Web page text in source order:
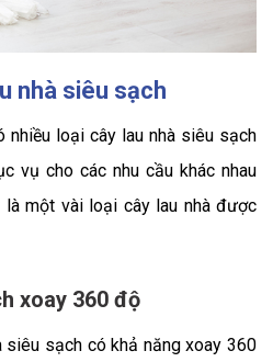
nhà siêu sạch
nhiều loại cây lau nhà siêu sạch
vụ cho các nhu cầu khác nhau
một vài loại cây lau nhà được
xoay 360 độ
sạch có khả năng xoay 360